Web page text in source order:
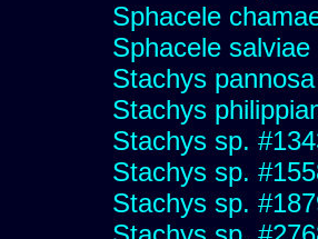
Sphacele
Sphacele
Stachys pannosa
Stachys
Stachys sp.
Stachys sp.
Stachys sp.